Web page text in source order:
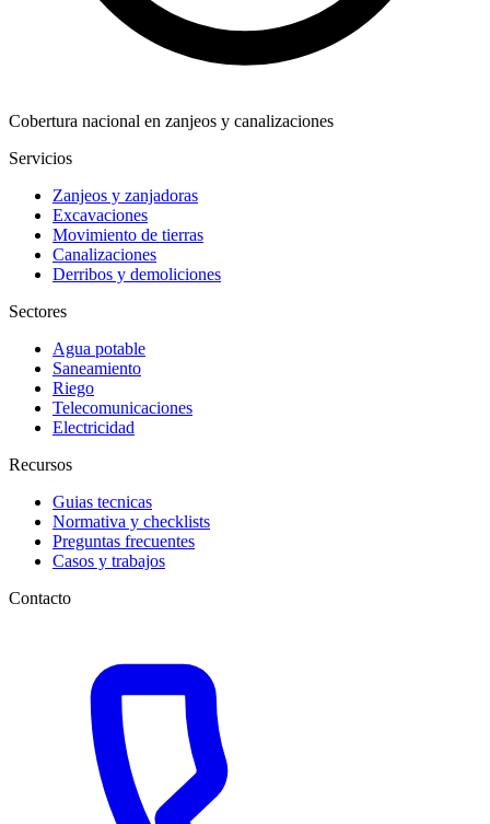
Cobertura nacional en zanjeos y canalizaciones
Servicios
Zanjeos y zanjadoras
Excavaciones
Movimiento de tierras
Canalizaciones
Derribos y demoliciones
Sectores
Agua potable
Saneamiento
Riego
Telecomunicaciones
Electricidad
Recursos
Guias tecnicas
Normativa y checklists
Preguntas frecuentes
Casos y trabajos
Contacto